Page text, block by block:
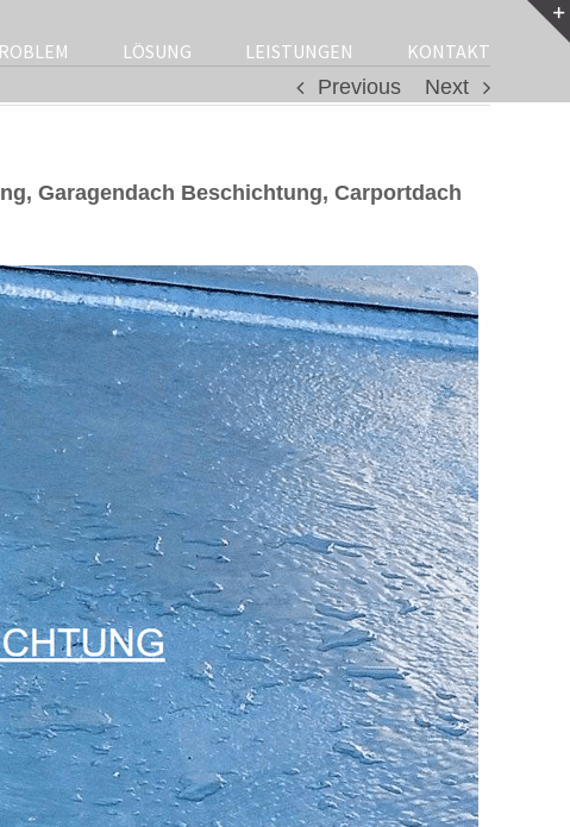
LÖSUNG LEISTUNGEN
KONTAKT
Previous
Next
Garagendach Beschichtung, Carportdach